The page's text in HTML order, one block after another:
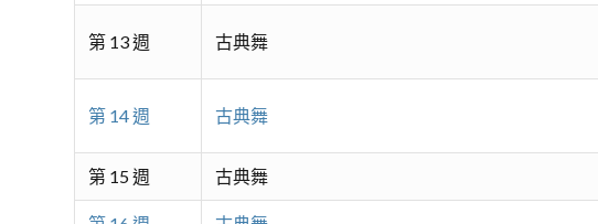
第 13 週 古典舞
第 14 週 古典舞
第 15 週 古典舞